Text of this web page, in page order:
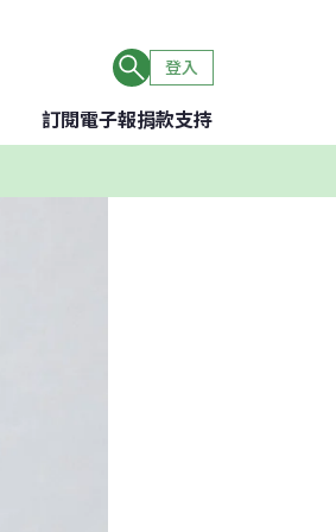
登入
訂閱電子報捐款支持